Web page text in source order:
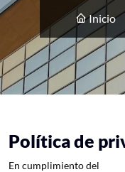
Inicio
Política de
En cumplimiento del